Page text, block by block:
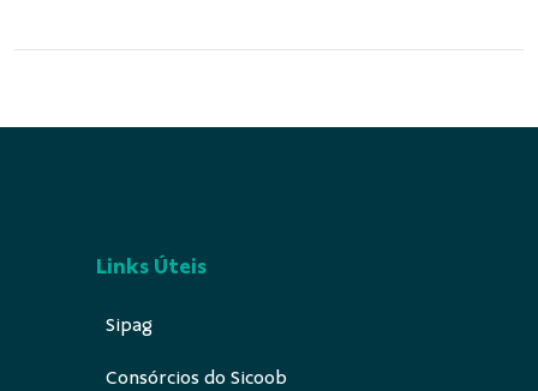
Links Úteis
Sipag
Consórcios do Sicoob